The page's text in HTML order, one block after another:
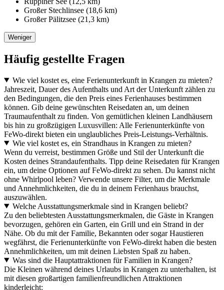
Großer Stechlinsee (18,6 km)
Großer Pälitzsee (21,3 km)
Weniger
Häufig gestellte Fragen
Wie viel kostet es, eine Ferienunterkunft in Krangen zu mieten?
Jahreszeit, Dauer des Aufenthalts und Art der Unterkunft zählen zu
den Bedingungen, die den Preis eines Ferienhauses bestimmen
können. Gib deine gewünschten Reisedaten an, um deinen
Traumaufenthalt zu finden. Von gemütlichen kleinen Landhäusern
bis hin zu großzügigen Luxusvillen: Alle Ferienunterkünfte von
FeWo-direkt bieten ein unglaubliches Preis-Leistungs-Verhältnis.
Wie viel kostet es, ein Strandhaus in Krangen zu mieten?
Wenn du verreist, bestimmen Größe und Stil der Unterkunft die
Kosten deines Strandaufenthalts. Tipp deine Reisedaten für Krangen
ein, um deine Optionen auf FeWo-direkt zu sehen. Du kannst nicht
ohne Whirlpool leben? Verwende unsere Filter, um die Merkmale
und Annehmlichkeiten, die du in deinem Ferienhaus brauchst,
auszuwählen.
Welche Ausstattungsmerkmale sind in Krangen beliebt?
Zu den beliebtesten Ausstattungsmerkmalen, die Gäste in Krangen
bevorzugen, gehören ein Garten, ein Grill und ein Strand in der
Nähe. Ob du mit der Familie, Bekannten oder sogar Haustieren
wegfährst, die Ferienunterkünfte von FeWo-direkt haben die besten
Annehmlichkeiten, um mit deinen Liebsten Spaß zu haben.
Was sind die Hauptattraktionen für Familien in Krangen?
Die Kleinen während deines Urlaubs in Krangen zu unterhalten, ist
mit diesen großartigen familienfreundlichen Attraktionen
kinderleicht: